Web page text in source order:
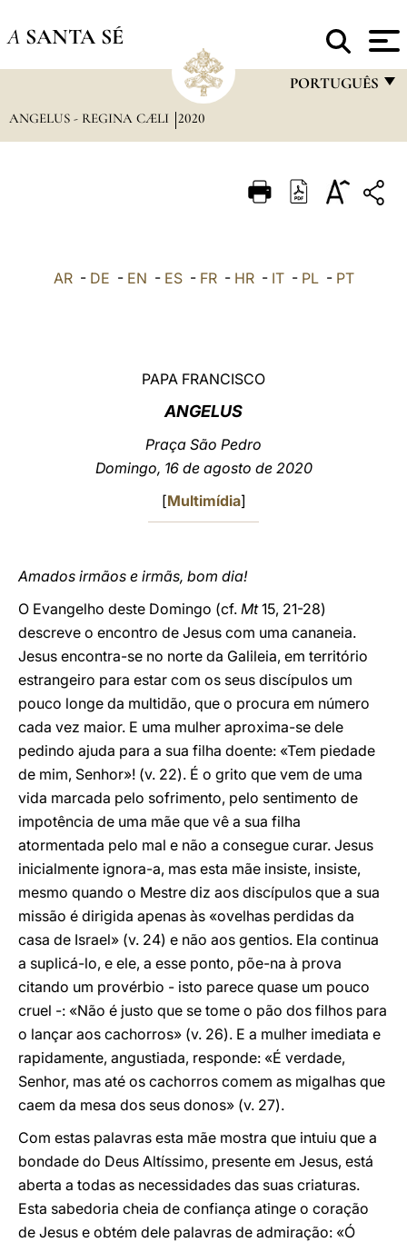
A SANTA SÉ
PORTUGUÊS
ITALIANO
ANGELUS - REGINA CÆLI 2020
AR- DE - EN - ES- FR- HR- IT- PL- PT
PAPA FRANCISCO
ANGELUS
Praça São Pedro
Domingo, 16 de agosto de 2020
[Multimídia]
Amados irmãos e irmãs, bom dia!
O Evangelho deste Domingo (cf. Mt15, 21-28)
descreve o encontro de Jesus com uma cananeia.
Jesus encontra-se no norte da Galileia, em território
estrangeiro para estar com os seus discípulos um
pouco longe da multidão, que o procura em número
cada vez maior. E uma mulher aproxima-se dele
pedindo ajuda para a sua filha doente: «Tem piedade
de mim, Senhor»! (v. 22). É o grito que vem de uma
vida marcada pelo sofrimento, pelo sentimento de
impotência de uma mãe que vê a sua filha
atormentada pelo mal e não a consegue curar. Jesus
inicialmente ignora-a, mas esta mãe insiste, insiste,
mesmo quando o Mestre diz aos discípulos que a sua
missão é dirigida apenas às «ovelhas perdidas da
casa de Israel» (v. 24) e não aos gentios. Ela continua
a suplicá-lo, e ele, a esse ponto, põe-na à prova
citando um provérbio - isto parece quase um pouco
cruel -: «Não é justo que se tome o pão dos filhos para
o lançar aos cachorros» (v. 26). E a mulher imediata e
rapidamente, angustiada, responde: «É verdade,
Senhor, mas até os cachorros comem as migalhas que
caem da mesa dos seus donos» (v. 27).
Com estas palavras esta mãe mostra que intuiu que a
bondade do Deus Altíssimo, presente em Jesus, está
aberta a todas as necessidades das suas criaturas.
Esta sabedoria cheia de confiança atinge o coração
de Jesus e obtém dele palavras de admiração: «Ó